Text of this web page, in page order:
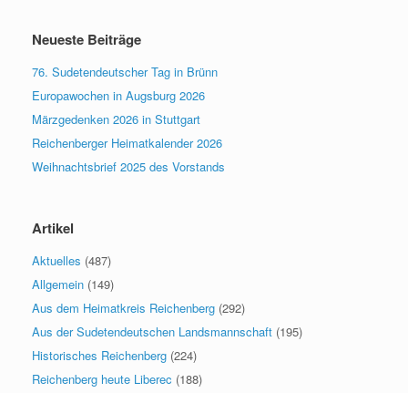
Neueste Beiträge
76. Sudetendeutscher Tag in Brünn
Europawochen in Augsburg 2026
Märzgedenken 2026 in Stuttgart
Reichenberger Heimatkalender 2026
Weihnachtsbrief 2025 des Vorstands
Artikel
Aktuelles (487)
Allgemein (149)
Aus dem Heimatkreis Reichenberg (292)
Aus der Sudetendeutschen Landsmannschaft (195)
Historisches Reichenberg (224)
Reichenberg heute Liberec (188)